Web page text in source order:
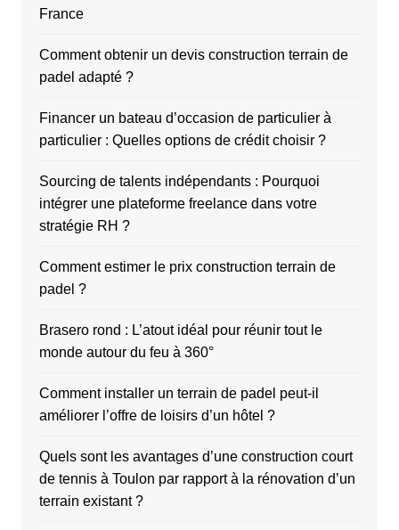
France
Comment obtenir un devis construction terrain de
padel adapté ?
Financer un bateau d’occasion de particulier à
particulier : Quelles options de crédit choisir ?
Sourcing de talents indépendants : Pourquoi
intégrer une plateforme freelance dans votre
stratégie RH ?
Comment estimer le prix construction terrain de
padel ?
Brasero rond : L’atout idéal pour réunir tout le
monde autour du feu à 360°
Comment installer un terrain de padel peut-il
améliorer l’offre de loisirs d’un hôtel ?
Quels sont les avantages d’une construction court
de tennis à Toulon par rapport à la rénovation d’un
terrain existant ?